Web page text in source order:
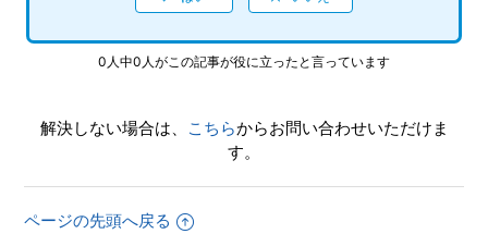
ワールド】取扱説明書（マニュアル）はありますか
【Xbox Series X|S・Xbox One/ソニックレーシング クロス
ワールド】プレイ動画やゲーム画面写真を、動画サイト／
【Xbox Series X|S・Xbox One/ソニックレーシング クロス
0人中0人がこの記事が役に立ったと言っています
解決しない場合は、 こちらからお問い合わせいただけま
す。
ページの先頭へ戻る